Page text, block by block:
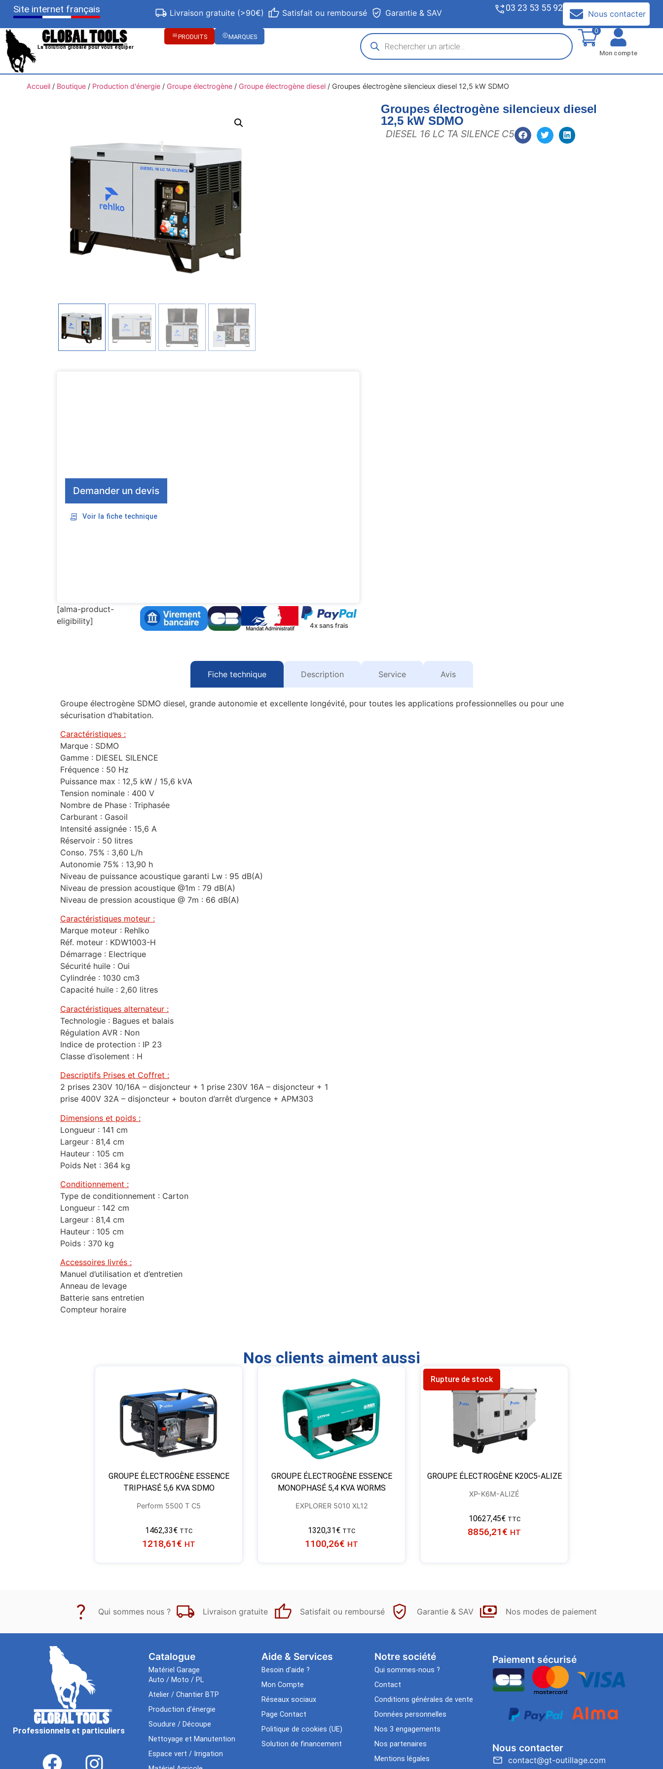
Site internet français Livraison gratuite (>90€) Satisfait ou remboursé Garantie & SAV 03 23 53 55 92
Nous contacter
La solution globale pour vous équiper
PRODUITS MARQUES
0
Mon compte
Accueil/ Boutique/ Production d'énergie/ Groupe électrogène/ Groupe électrogène diesel/ Groupes électrogène silencieux diesel 12,5 kW SDMO
Groupes électrogène silencieux diesel
12,5 kW SDMO
DIESEL 16 LC TA SILENCE C5
Demander un devis
Voir la fiche technique
[alma-product-
eligibility]
4x sans frais
Fiche technique Description Service Avis
Groupe électrogène SDMO diesel, grande autonomie et excellente longévité, pour toutes les applications professionnelles ou pour une
sécurisation d’habitation.
Caractéristiques :
Marque : SDMO
Gamme : DIESEL SILENCE
Fréquence : 50 Hz
Puissance max : 12,5 kW / 15,6 kVA
Tension nominale : 400 V
Nombre de Phase : Triphasée
Carburant : Gasoil
Intensité assignée : 15,6 A
Réservoir : 50 litres
Conso. 75% : 3,60 L/h
Autonomie 75% : 13,90 h
Niveau de puissance acoustique garanti Lw : 95 dB(A)
Niveau de pression acoustique @1m : 79 dB(A)
Niveau de pression acoustique @ 7m : 66 dB(A)
Caractéristiques moteur :
Marque moteur : Rehlko
Réf. moteur : KDW1003-H
Démarrage : Electrique
Sécurité huile : Oui
Cylindrée : 1030 cm3
Capacité huile : 2,60 litres
Caractéristiques alternateur :
Technologie : Bagues et balais
Régulation AVR : Non
Indice de protection : IP 23
Classe d’isolement : H
Descriptifs Prises et Coffret :
2 prises 230V 10/16A – disjoncteur + 1 prise 230V 16A – disjoncteur + 1
prise 400V 32A – disjoncteur + bouton d’arrêt d’urgence + APM303
Dimensions et poids :
Longueur : 141 cm
Largeur : 81,4 cm
Hauteur : 105 cm
Poids Net : 364 kg
Conditionnement :
Type de conditionnement : Carton
Longueur : 142 cm
Largeur : 81,4 cm
Hauteur : 105 cm
Poids : 370 kg
Accessoires livrés :
Manuel d’utilisation et d’entretien
Anneau de levage
Batterie sans entretien
Compteur horaire
Nos clients aiment aussi
GROUPE ÉLECTROGÈNE ESSENCE
TRIPHASÉ 5,6 KVA SDMO
Perform 5500 T C5
1462,33€ TTC
1218,61€ HT
GROUPE ÉLECTROGÈNE ESSENCE
MONOPHASÉ 5,4 KVA WORMS
EXPLORER 5010 XL12
1320,31 € TTC
1100,26€ HT
Rupture de stock
GROUPE ÉLECTROGÈNE K20C5-ALIZE
XP-K6M-ALIZÉ
10627,45€ TTC
8856,21€ HT
Qui sommes nous ? Livraison gratuite Satisfait ou remboursé Garantie & SAV Nos modes de paiement
Professionnels et particuliers
Catalogue
Matériel Garage
Auto / Moto / PL
Atelier / Chantier BTP
Production d’énergie
Soudure / Découpe
Nettoyage et Manutention
Espace vert / Irrigation
Aide & Services​
Besoin d’aide ?
Mon Compte
Réseaux sociaux
Page Contact
Politique de cookies (UE)
Solution de financement
Notre société
Qui sommes-nous ?
Contact
Conditions générales de vente
Données personnelles
Nos 3 engagements
Nos partenaires
Mentions légales
Paiement sécurisé
Nous contacter
contact@gt-outillage.com